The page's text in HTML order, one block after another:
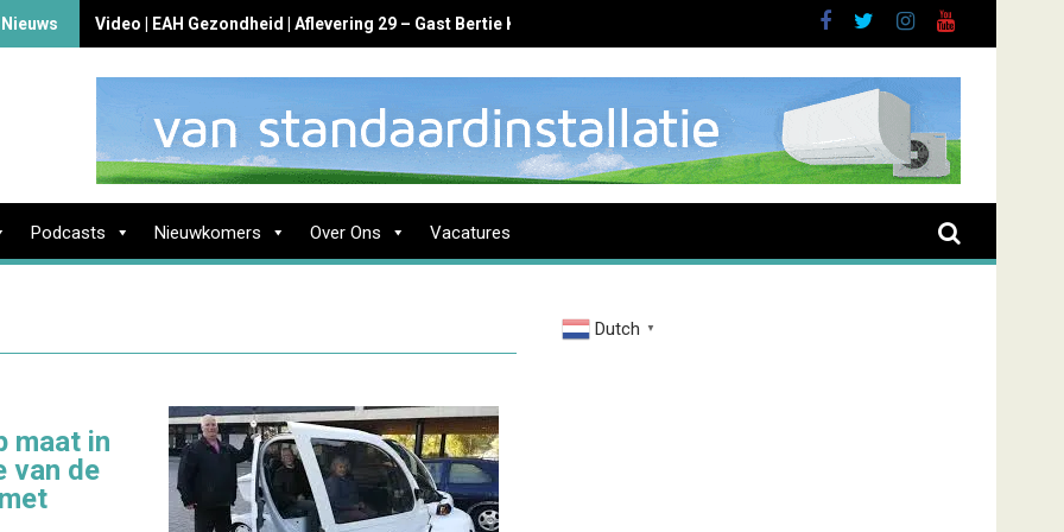
Video | EAH Gezondheid | Aflevering 29 – Gast Bertie Koussen
Podcasts Nieuwkomers Over Ons Vacatures
maat in
van de
Dutch ▼